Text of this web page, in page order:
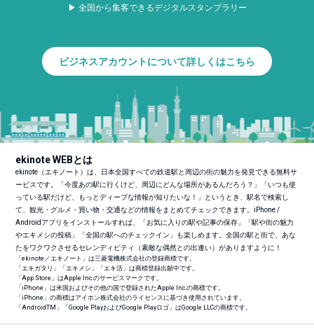
▶ 全国から集客できるデジタルスタンプラリー
ビジネスアカウントについて詳しくはこちら
ekinote WEBとは
ekinote（エキノート）は、日本全国すべての鉄道駅と周辺の街の魅力を発見できる無料サ
ービスです。「今度あの駅に行くけど、周辺にどんな場所があるんだろう？」「いつも使
っている駅だけど、もっとディープな情報が知りたいな！」というとき、駅名で検索し
て、観光・グルメ・買い物・交通などの情報をまとめてチェックできます。iPhone /
Androidアプリをインストールすれば、「お気に入りの駅や記事の保存」「駅や街の魅力
やエキメシの投稿」「全国の駅へのチェックイン」も楽しめます。全国の駅と街で、あな
たをワクワクさせるセレンディピティ（素敵な偶然との出逢い）がありますように！
「ekinote／エキノート」は三菱電機株式会社の登録商標です。
「エキガタリ」「エキメシ」「エキ活」は商標登録出願中です。
「App Store」はApple Inc.のサービスマークです。
「iPhone」は米国およびその他の国で登録されたApple Inc.の商標です。
「iPhone」の商標はアイホン株式会社のライセンスに基づき使用されています。
「AndroidTM 」「Google PlayおよびGoogle Playロゴ」はGoogle LLCの商標です。